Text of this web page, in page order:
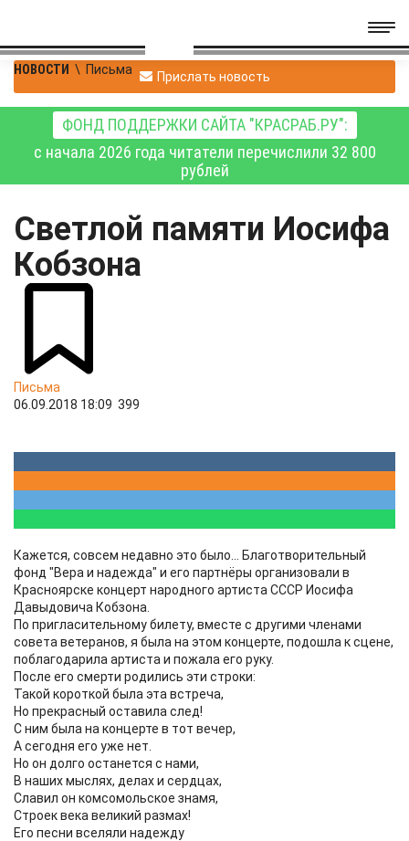
НОВОСТИ \ Письма Прислать новость
ФОНД ПОДДЕРЖКИ САЙТА "КРАСРАБ.РУ":
с начала 2026 года читатели перечислили 32 800
рублей
Светлой памяти Иосифа
Кобзона
Письма
06.09.2018 18:09 399
Кажется, совсем недавно это было... Благотворительный
фонд "Вера и надежда" и его партнёры организовали в
Красноярске концерт народного артиста СССР Иосифа
Давыдовича Кобзона.
По пригласительному билету, вместе с другими членами
совета ветеранов, я была на этом концерте, подошла к сцене,
поблагодарила артиста и пожала его руку.
После его смерти родились эти строки:
Такой короткой была эта встреча,
Но прекрасный оставила след!
С ним была на концерте в тот вечер,
А сегодня его уже нет.
Но он долго останется с нами,
В наших мыслях, делах и сердцах,
Славил он комсомольское знамя,
Строек века великий размах!
Его песни вселяли надежду